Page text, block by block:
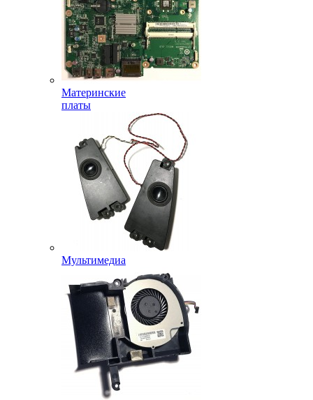
Материнские
платы
Мультимедиа